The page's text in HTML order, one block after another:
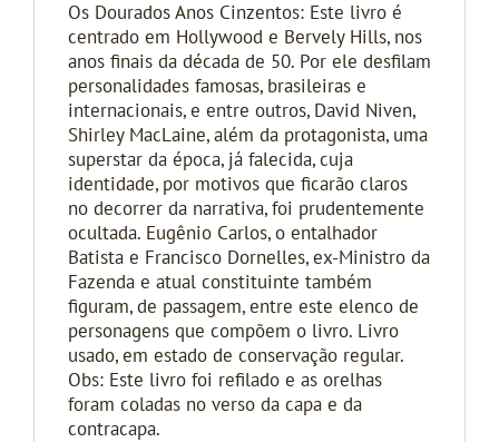
Os Dourados Anos Cinzentos: Este livro é
centrado em Hollywood e Bervely Hills, nos
anos finais da década de 50. Por ele desfilam
personalidades famosas, brasileiras e
internacionais, e entre outros, David Niven,
Shirley MacLaine, além da protagonista, uma
superstar da época, já falecida, cuja
identidade, por motivos que ficarão claros
no decorrer da narrativa, foi prudentemente
ocultada. Eugênio Carlos, o entalhador
Batista e Francisco Dornelles, ex-Ministro da
Fazenda e atual constituinte também
figuram, de passagem, entre este elenco de
personagens que compõem o livro. Livro
usado, em estado de conservação regular.
Obs: Este livro foi refilado e as orelhas
foram coladas no verso da capa e da
contracapa.